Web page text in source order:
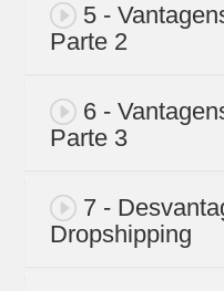
5 -
Parte 2
6 -
Parte 3
7 -
Dropshipping